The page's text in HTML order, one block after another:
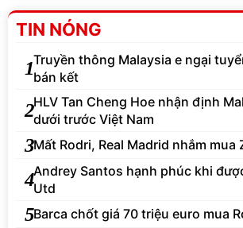
TIN NÓNG
1Truyền thông Malaysia e ngại
bán kết
2HLV Tan Cheng Hoe nhận định
dưới trước Việt Nam
3Mất Rodri, Real Madrid nhắm mua
4Andrey Santos hạnh phúc khi
Utd
5Barca chốt giá 70 triệu euro mua